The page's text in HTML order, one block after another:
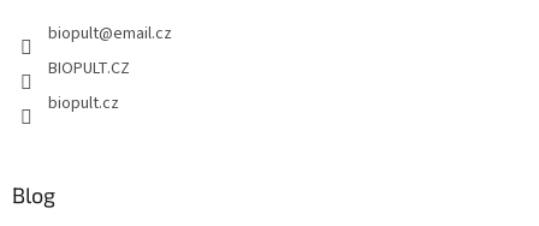
biopult@email.cz
BIOPULT.CZ
biopult.cz
Blog